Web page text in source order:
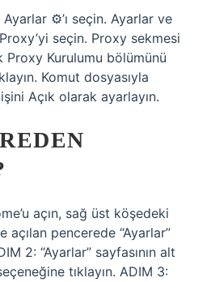
Ayarlar ⚙’ı seçin. Ayarlar ve
seçin. Proxy sekmesi
Proxy Kurulumu bölümünü
Komut dosyasıyla
Açık olarak ayarlayın.
açın, sağ üst köşedeki
açılan pencerede “Ayarlar”
2: “Ayarlar” sayfasının alt
tıklayın. ADIM 3: